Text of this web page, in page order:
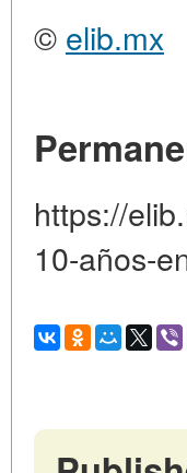
© elib.mx
https://
10-años-